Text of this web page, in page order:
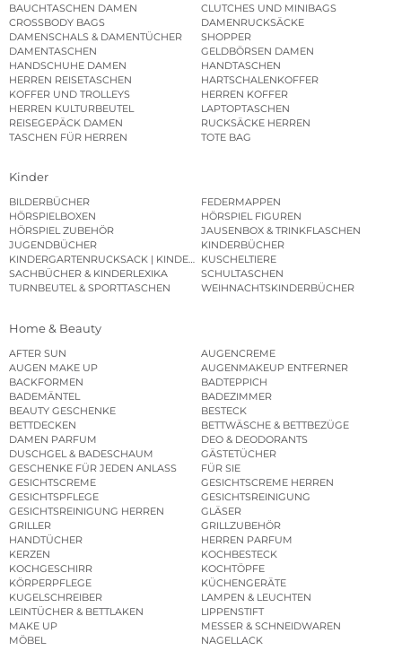
BAUCHTASCHEN DAMEN
CLUTCHES UND MINIBAGS
CROSSBODY BAGS
DAMENRUCKSÄCKE
DAMENSCHALS & DAMENTÜCHER
SHOPPER
DAMENTASCHEN
GELDBÖRSEN DAMEN
HANDSCHUHE DAMEN
HANDTASCHEN
HERREN REISETASCHEN
HARTSCHALENKOFFER
KOFFER UND TROLLEYS
HERREN KOFFER
HERREN KULTURBEUTEL
LAPTOPTASCHEN
REISEGEPÄCK DAMEN
RUCKSÄCKE HERREN
TASCHEN FÜR HERREN
TOTE BAG
Kinder
BILDERBÜCHER
FEDERMAPPEN
HÖRSPIELBOXEN
HÖRSPIEL FIGUREN
HÖRSPIEL ZUBEHÖR
JAUSENBOX & TRINKFLASCHEN
JUGENDBÜCHER
KINDERBÜCHER
KINDERGARTENRUCKSACK | KINDERGARTENBEUTEL
KUSCHELTIERE
SACHBÜCHER & KINDERLEXIKA
SCHULTASCHEN
TURNBEUTEL & SPORTTASCHEN
WEIHNACHTSKINDERBÜCHER
Home & Beauty
AFTER SUN
AUGENCREME
AUGEN MAKE UP
AUGENMAKEUP ENTFERNER
BACKFORMEN
BADTEPPICH
BADEMÄNTEL
BADEZIMMER
BEAUTY GESCHENKE
BESTECK
BETTDECKEN
BETTWÄSCHE & BETTBEZÜGE
DAMEN PARFUM
DEO & DEODORANTS
DUSCHGEL & BADESCHAUM
GÄSTETÜCHER
GESCHENKE FÜR JEDEN ANLASS
FÜR SIE
GESICHTSCREME
GESICHTSCREME HERREN
GESICHTSPFLEGE
GESICHTSREINIGUNG
GESICHTSREINIGUNG HERREN
GLÄSER
GRILLER
GRILLZUBEHÖR
HANDTÜCHER
HERREN PARFUM
KERZEN
KOCHBESTECK
KOCHGESCHIRR
KOCHTÖPFE
KÖRPERPFLEGE
KÜCHENGERÄTE
KUGELSCHREIBER
LAMPEN & LEUCHTEN
LEINTÜCHER & BETTLAKEN
LIPPENSTIFT
MAKE UP
MESSER & SCHNEIDWAREN
MÖBEL
NAGELLACK